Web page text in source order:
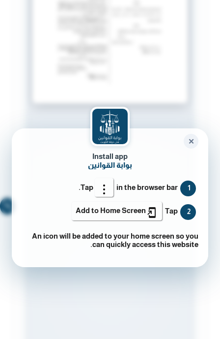
Install app
بوابة القوانين
1
Tap in the browser bar.
2
Tap
Add to Home Screen
An icon will be added to your home screen so you
can quickly access this website.
✕